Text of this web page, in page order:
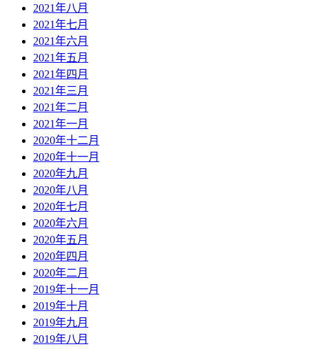
2021年八月
2021年七月
2021年六月
2021年五月
2021年四月
2021年三月
2021年二月
2021年一月
2020年十二月
2020年十一月
2020年九月
2020年八月
2020年七月
2020年六月
2020年五月
2020年四月
2020年二月
2019年十一月
2019年十月
2019年九月
2019年八月